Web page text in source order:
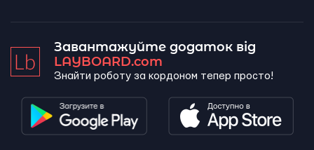
Завантажуйте додаток від
LAYBOARD.com
Знайти роботу за кордоном тепер просто!